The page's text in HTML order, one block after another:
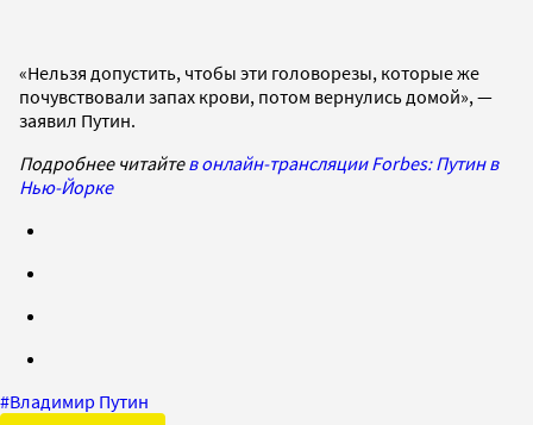
«Нельзя допустить, чтобы эти головорезы, которые же
почувствовали запах крови, потом вернулись домой», —
заявил Путин.
Подробнее читайтев онлайн-трансляции Forbes: Путин в
Нью-Йорке
#Владимир Путин